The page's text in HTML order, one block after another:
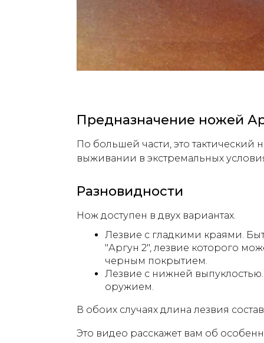
Предназначение ножей
По большей части, это
выживании в экстремальных
Разновидности
Нож доступен в двух вариантах.
Лезвие с гладкими краями.
"Аргун 2", лезвие которого
черным покрытием.
Лезвие с нижней
оружием.
В обоих случаях длина лезвия
Это видео расскажет вам об